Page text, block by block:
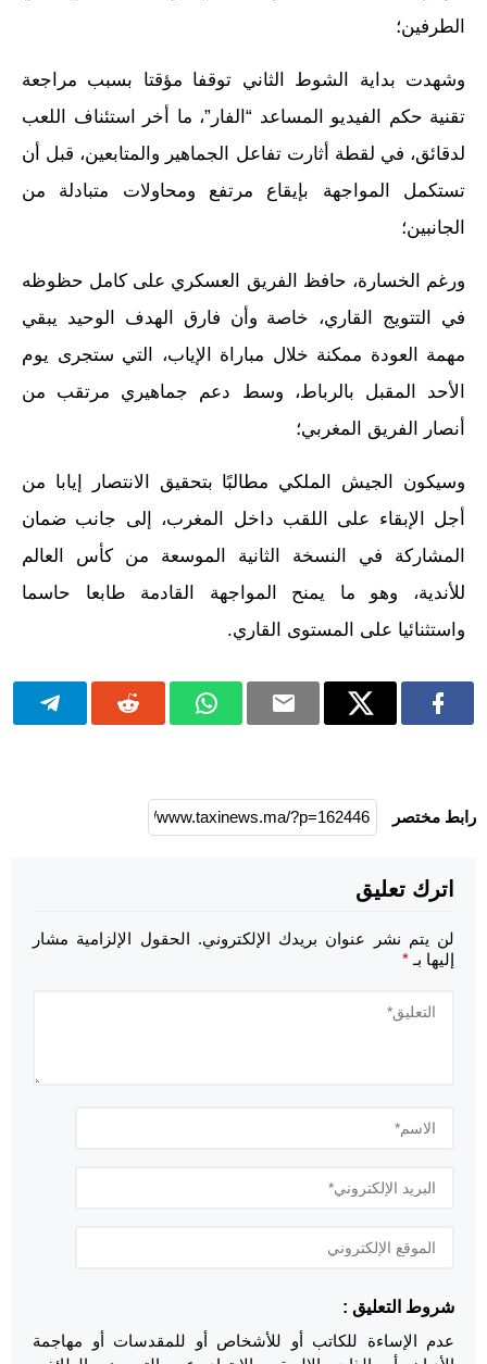
الطرفين؛
وشهدت بداية الشوط الثاني توقفا مؤقتا بسبب مراجعة
تقنية حكم الفيديو المساعد “الفار”، ما أخر استئناف اللعب
لدقائق، في لقطة أثارت تفاعل الجماهير والمتابعين، قبل أن
تستكمل المواجهة بإيقاع مرتفع ومحاولات متبادلة من
الجانبين؛
ورغم الخسارة، حافظ الفريق العسكري على كامل حظوظه
في التتويج القاري، خاصة وأن فارق الهدف الوحيد يبقي
مهمة العودة ممكنة خلال مباراة الإياب، التي ستجرى يوم
الأحد المقبل بالرباط، وسط دعم جماهيري مرتقب من
أنصار الفريق المغربي؛
وسيكون الجيش الملكي مطالبًا بتحقيق الانتصار إيابا من
أجل الإبقاء على اللقب داخل المغرب، إلى جانب ضمان
المشاركة في النسخة الثانية الموسعة من كأس العالم
للأندية، وهو ما يمنح المواجهة القادمة طابعا حاسما
واستثنائيا على المستوى القاري.
رابط مختصر
اترك تعليق
لن يتم نشر عنوان بريدك الإلكتروني. الحقول الإلزامية مشار
إليها بـ *
شروط التعليق :
عدم الإساءة للكاتب أو للأشخاص أو للمقدسات أو مهاجمة